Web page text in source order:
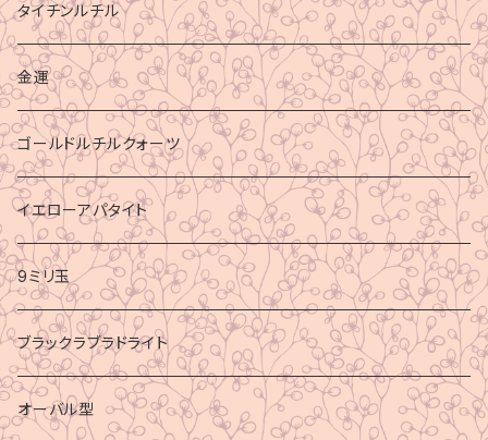
タイチンルチル
金運
ゴールドルチルクォーツ
イエローアパタイト
9ミリ玉
ブラックラブラドライト
オーバル型